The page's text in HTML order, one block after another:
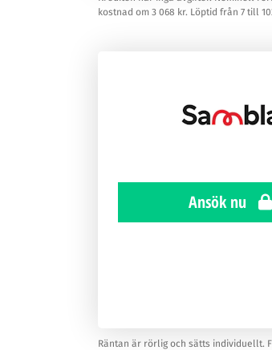
kostnad om 3 068 kr. Löptid från 7 till
Ansök nu
Räntan är rörlig och sätts individuellt.